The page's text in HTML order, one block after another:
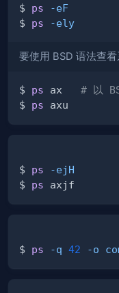
$ ps
-eF
$ ps -ely
要使用 BSD 语法查
$ ps ax # 以
$ ps
$ ps
-ejH
$ ps
$ ps -q 42 -o